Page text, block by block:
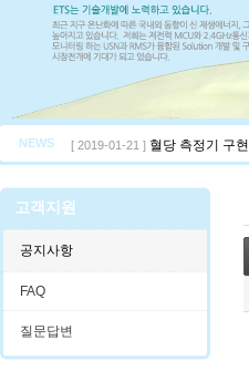
NEWS [ 2019-01-21 ] 혈당 측정기 구현
고객지원
공지사항
FAQ
질문답변